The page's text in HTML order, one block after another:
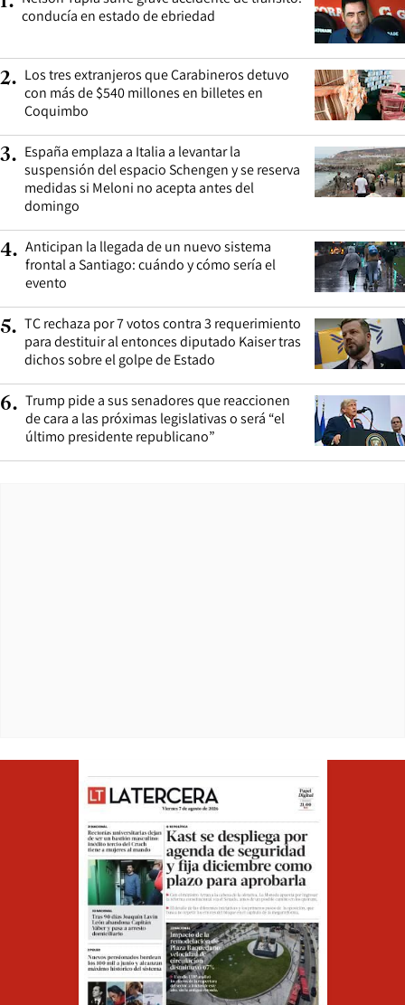
conducía en estado de ebriedad
2. Los tres extranjeros que Carabineros detuvo
con más de $540 millones en billetes en
Coquimbo
3. España emplaza a Italia a levantar la
suspensión del espacio Schengen y se reserva
medidas si Meloni no acepta antes del
domingo
4. Anticipan la llegada de un nuevo sistema
frontal a Santiago: cuándo y cómo sería el
evento
5. TC rechaza por 7 votos contra 3 requerimiento
para destituir al entonces diputado Kaiser tras
dichos sobre el golpe de Estado
6. Trump pide a sus senadores que reaccionen
de cara a las próximas legislativas o será “el
último presidente republicano”